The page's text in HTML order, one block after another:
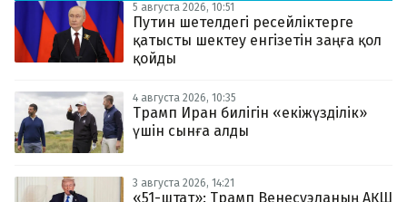
5 августа 2026, 10:51
Путин шетелдегі ресейліктерге
қатысты шектеу енгізетін заңға қол
қойды
4 августа 2026, 10:35
Трамп Иран билігін «екіжүзділік»
үшін сынға алды
3 августа 2026, 14:21
«51-штат»: Трамп Венесуэланың АҚШ